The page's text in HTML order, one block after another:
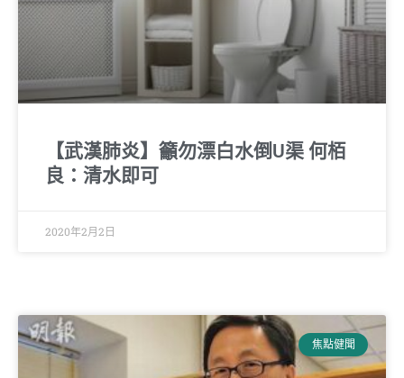
【武漢肺炎】籲勿漂白水倒U渠 何栢
良：清水即可
2020年2月2日
焦點健聞